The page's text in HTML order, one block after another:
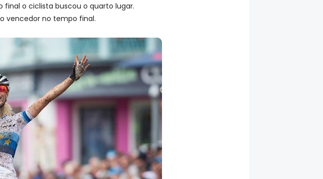
o ciclista buscou o quarto lugar.
vencedor no tempo final.